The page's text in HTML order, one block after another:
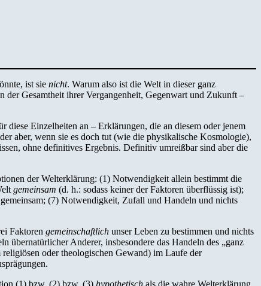
ist sie nicht. Warum also ist die Welt in dieser ganz
der Gesamtheit ihrer Vergangenheit, Gegenwart und Zukunft –
Einzelheiten an – Erklärungen, die an diesem oder jenem
aber, wenn sie es doch tut (wie die physikalische Kosmologie),
ohne definitives Ergebnis. Definitiv umreißbar sind aber die
der Welterklärung: (1) Notwendigkeit allein bestimmt die
gemeinsam (d. h.: sodass keiner der Faktoren überflüssig ist);
(7) Notwendigkeit, Zufall und Handeln und nichts
Faktoren gemeinschaftlich unser Leben zu bestimmen und nichts
übernatürlicher Anderer, insbesondere das Handeln des „ganz
oder theologischen Gewand) im Laufe der
(1) bzw. (2) bzw. (3) hypothetisch als die wahre Welterklärung